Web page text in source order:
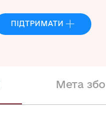
ПІДТРИМАТИ
Мета